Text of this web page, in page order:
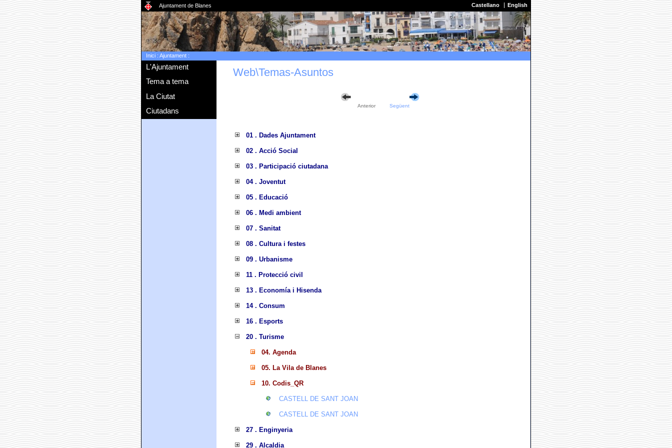
Ajuntament de Blanes Castellano English
Inici: Ajuntament:
L'Ajuntament
Tema a tema
La Ciutat
Ciutadans
Web\Temas-Asuntos
Anterior Següent
01 . Dades Ajuntament
02 . Acció Social
03 . Participació ciutadana
04 . Joventut
05 . Educació
06 . Medi ambient
07 . Sanitat
08 . Cultura i festes
09 . Urbanisme
11 . Protecció civil
13 . Economía i Hisenda
14 . Consum
16 . Esports
20 . Turisme
04. Agenda
05. La Vila de Blanes
10. Codis_QR
CASTELL DE SANT JOAN
CASTELL DE SANT JOAN
27 . Enginyeria
29 . Alcaldia